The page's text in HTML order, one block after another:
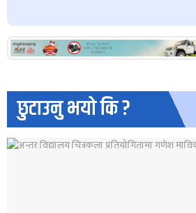
छुटाउनु भयो कि ?